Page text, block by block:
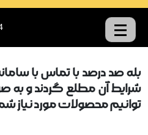
شرایط آن مطلع گردند و
توانیم محصولات مورد نیاز شما